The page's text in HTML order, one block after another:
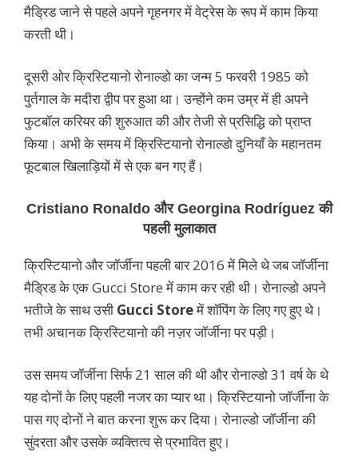
मैड्रिड जाने से पहले अपने गृहनगर में वेट्रेस के रूप में काम किया
करती थी।
दूसरी ओर क्रिस्टियानो रोनाल्डो का जन्म 5 फरवरी 1985 को
पुर्तगाल के मदीरा द्वीप पर हुआ था। उन्होंने कम उम्र में ही अपने
फुटबॉल करियर की शुरुआत की और तेजी से प्रसिद्धि को प्राप्त
किया। अभी के समय में क्रिस्टियानो रोनाल्डो दुनियाँ के महानतम
फूटबाल खिलाड़ियों में से एक बन गए हैं।
Cristiano Ronaldo और Georgina Rodríguez की
पहली मुलाकात
क्रिस्टियानो और जॉर्जीना पहली बार 2016 में मिले थे जब जॉर्जीना
मैड्रिड के एक Gucci Store में काम कर रही थी। रोनाल्डो अपने
भतीजे के साथ उसी Gucci Storeमें शॉपिंग के लिए गए हुए थे।
तभी अचानक क्रिस्टियानो की नज़र जॉर्जीना पर पड़ी।
उस समय जॉर्जीना सिर्फ 21 साल की थी और रोनाल्डो 31 वर्ष के थे
यह दोनों के लिए पहली नजर का प्यार था। क्रिस्टियानो जॉर्जीना के
पास गए दोनों ने बात करना शुरू कर दिया। रोनाल्डो जॉर्जीना की
सुंदरता और उसके व्यक्तित्व से प्रभावित हुए।